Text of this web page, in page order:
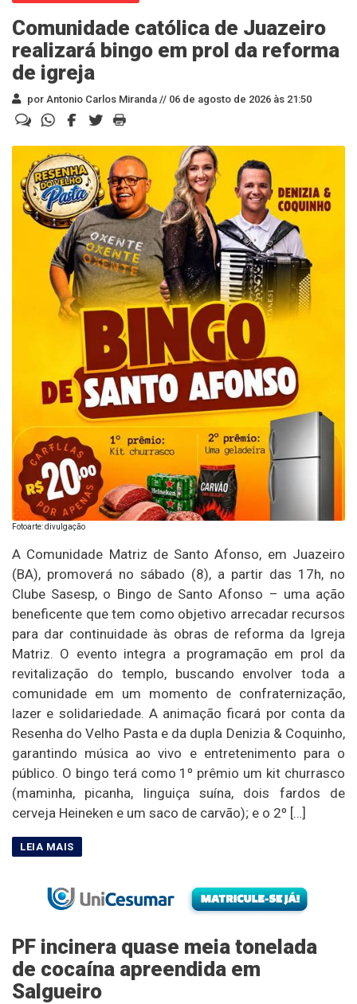
Comunidade católica de Juazeiro
realizará bingo em prol da reforma
de igreja
por Antonio Carlos Miranda // 06 de agosto de 2026 às 21:50
Fotoarte: divulgação
A Comunidade Matriz de Santo Afonso, em Juazeiro
(BA), promoverá no sábado (8), a partir das 17h, no
Clube Sasesp, o Bingo de Santo Afonso – uma ação
beneficente que tem como objetivo arrecadar recursos
para dar continuidade às obras de reforma da Igreja
Matriz. O evento integra a programação em prol da
revitalização do templo, buscando envolver toda a
comunidade em um momento de confraternização,
lazer e solidariedade. A animação ficará por conta da
Resenha do Velho Pasta e da dupla Denizia & Coquinho,
garantindo música ao vivo e entretenimento para o
público. O bingo terá como 1º prêmio um kit churrasco
(maminha, picanha, linguiça suína, dois fardos de
cerveja Heineken e um saco de carvão); e o 2º […]
PF incinera quase meia tonelada
de cocaína apreendida em
Salgueiro